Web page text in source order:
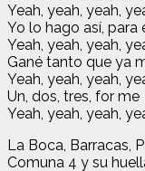
Yeah, yeah, yeah,
Yo lo hago así, para
Yeah, yeah, yeah,
Gané tanto que ya
Yeah, yeah, yeah,
Un, dos, tres, for me
Yeah, yeah, yeah,
La Boca, Barracas,
Comuna 4 y su